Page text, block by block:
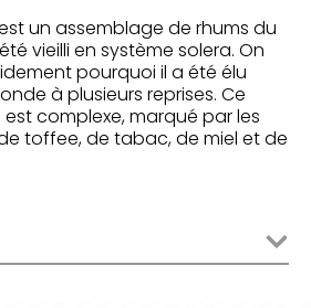
un assemblage de rhums du
vieilli en système solera. On
pourquoi il a été élu
à plusieurs reprises. Ce
complexe, marqué par les
toffee, de tabac, de miel et de